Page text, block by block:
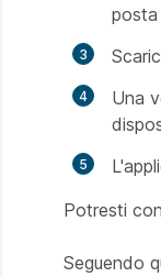
posta
Una
Potresti
Seguendo